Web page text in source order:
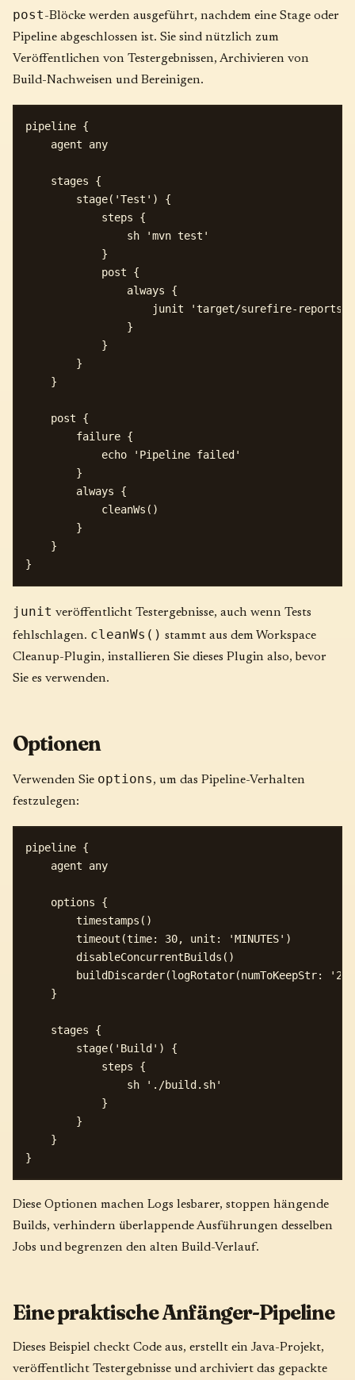
post-Blöcke werden ausgeführt, nachdem eine Stage oder
Pipeline abgeschlossen ist. Sie sind nützlich zum
Veröffentlichen von Testergebnissen, Archivieren von
Build-Nachweisen und Bereinigen.
pipeline {
    agent any
    stages {
        stage('Test') {
            steps {
                sh 'mvn test'
            }
            post {
                always {
junit 'target/surefire-reports/
                }
            }
        }
    }
    post {
        failure {
            echo 'Pipeline failed'
        }
        always {
            cleanWs()
        }
    }
junit veröffentlicht Testergebnisse, auch wenn Tests
fehlschlagen. cleanWs() stammt aus dem Workspace
Cleanup-Plugin, installieren Sie dieses Plugin also, bevor
Sie es verwenden.
Optionen
Verwenden Sie options, um das Pipeline-Verhalten
festzulegen:
pipeline {
    agent any
    options {
        timestamps()
        timeout(time: 30, unit: 'MINUTES')
        disableConcurrentBuilds()
buildDiscarder(logRotator(numToKeepStr:
    }
    stages {
        stage('Build') {
            steps {
                sh './build.sh'
            }
        }
    }
Diese Optionen machen Logs lesbarer, stoppen hängende
Builds, verhindern überlappende Ausführungen desselben
Jobs und begrenzen den alten Build-Verlauf.
Eine praktische Anfänger-Pipeline
Dieses Beispiel checkt Code aus, erstellt ein Java-Projekt,
veröffentlicht Testergebnisse und archiviert das gepackte